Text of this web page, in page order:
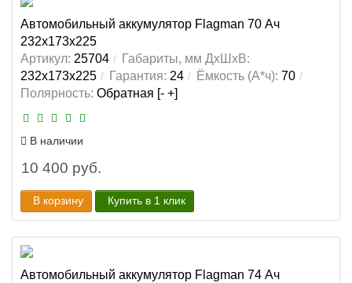
Автомобильный аккумулятор Flagman 70 Ач
232x173x225
Артикул: 25704
Габариты, мм ДхШхВ:
232x173x225
Гарантия: 24 Ёмкость (А*ч): 70
Полярность: Обратная [- +]
В наличии
10 400 руб.
В корзину Купить в 1 клик
Автомобильный аккумулятор Flagman 74 Ач